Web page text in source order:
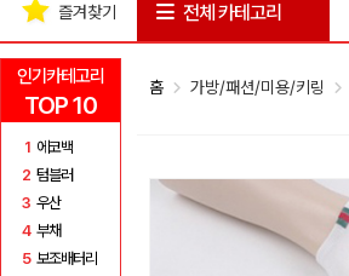
인기카테고리
TOP 10
1 에코백
2 텀블러
3 우산
4 부채
5 보조배터리
즐겨찾기 전체 카테고리
홈 가방/패션/미용/키링